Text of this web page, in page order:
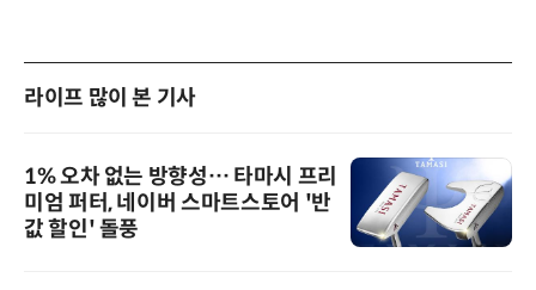
라이프 많이 본 기사
1% 오차 없는 방향성… 타마시 프리
미엄 퍼터, 네이버 스마트스토어 '반
값 할인' 돌풍